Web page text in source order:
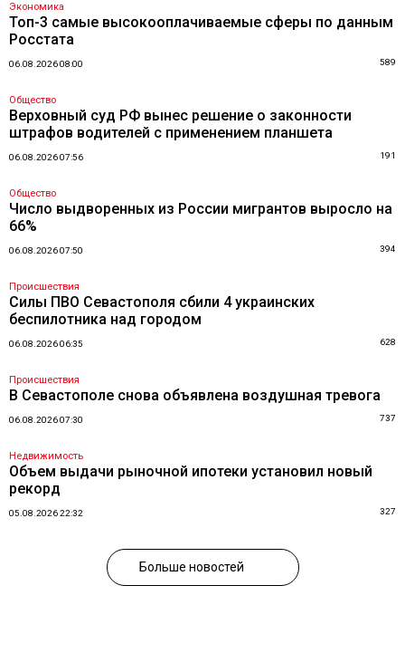
Экономика
Топ-3 самые высокооплачиваемые сферы по данным
Росстата
06.08.2026 08:00 589
Общество
Верховный суд РФ вынес решение о законности
штрафов водителей с применением планшета
06.08.2026 07:56 191
Общество
Число выдворенных из России мигрантов выросло на
66%
06.08.2026 07:50 394
Происшествия
Силы ПВО Севастополя сбили 4 украинских
беспилотника над городом
06.08.2026 06:35 628
Происшествия
В Севастополе снова объявлена воздушная тревога
06.08.2026 07:30 737
Недвижимость
Объем выдачи рыночной ипотеки установил новый
рекорд
05.08.2026 22:32 327
Больше новостей